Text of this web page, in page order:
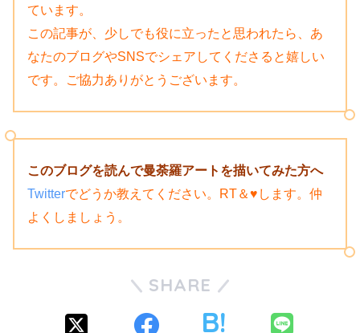
ています。
この記事が、少しでも役に立ったと思われたら、あ
なたのブログやSNSでシェアしてくださると嬉しい
です。
ご協力ありがとうございます。
このブログを読んで曼荼羅アートを描いてみた方へ
Twitterでどうか教えてください。RT＆♥します。仲
よくしましょう。
SHARE